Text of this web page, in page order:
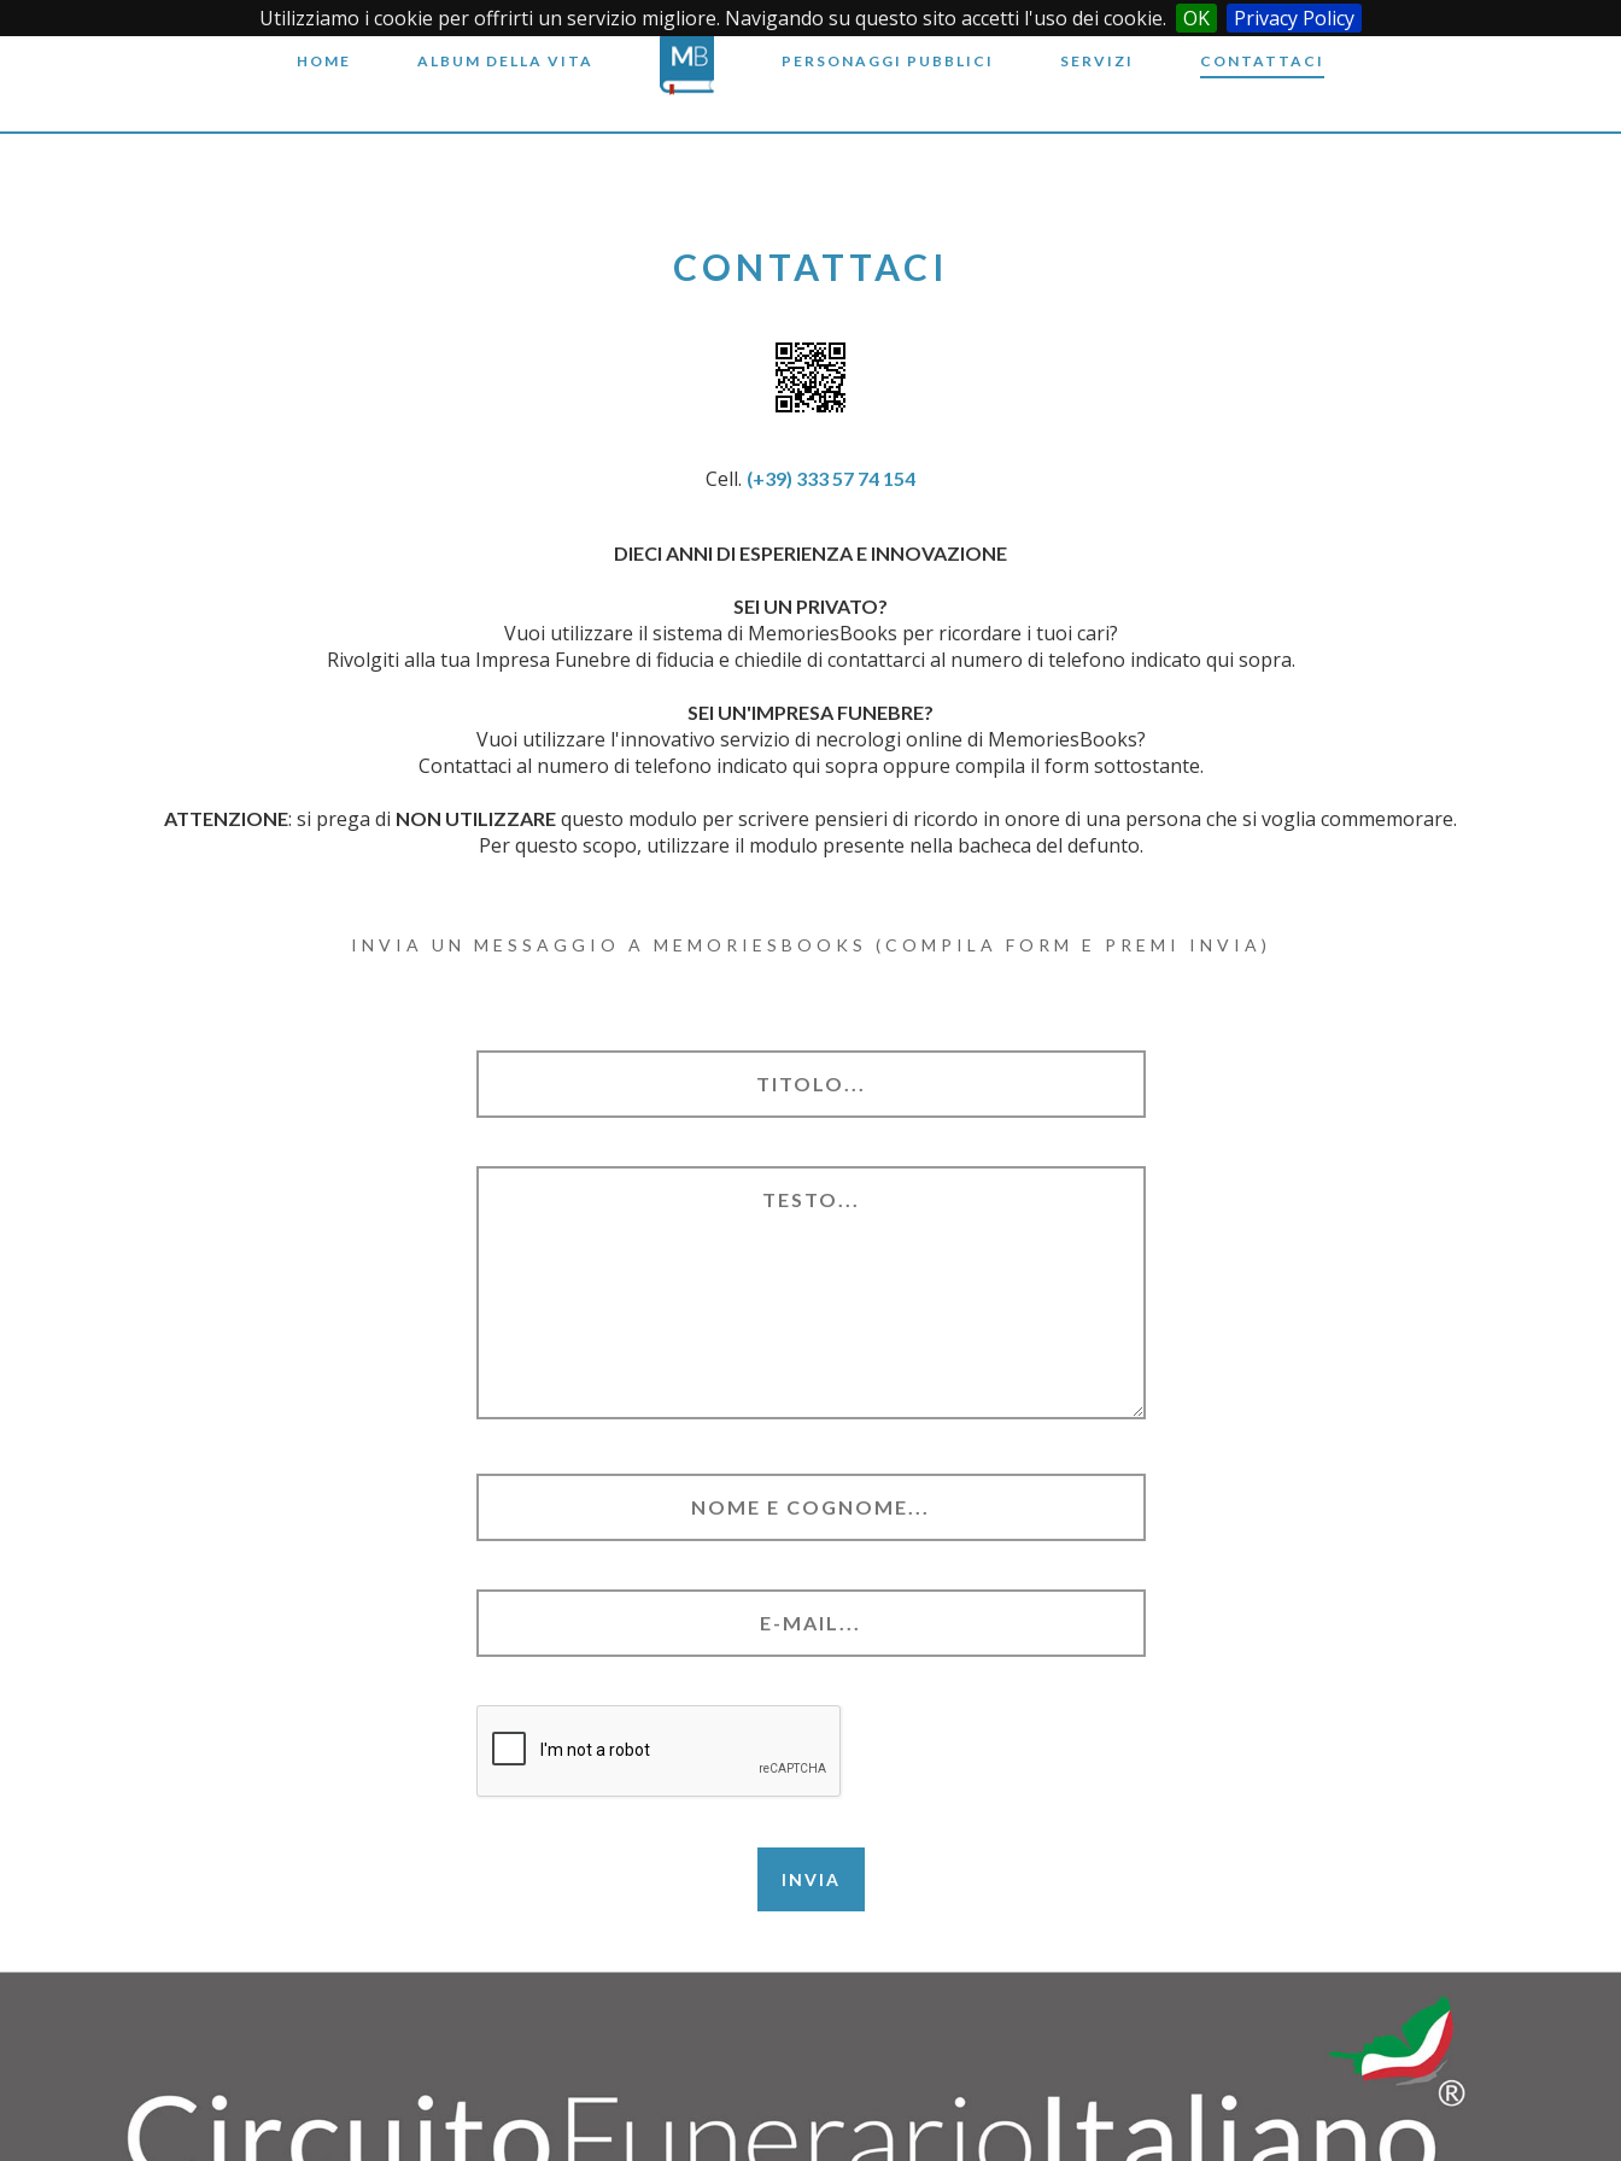
Utilizziamo i cookie per offrirti un servizio migliore. Navigando su questo sito accetti l'uso dei cookie. OK Privacy Policy
HOME ALBUM DELLA VITA PERSONAGGI PUBBLICI SERVIZI CONTATTACI
CONTATTACI
Cell. (+39) 333 57 74 154
DIECI ANNI DI ESPERIENZA E INNOVAZIONE
SEI UN PRIVATO?
Vuoi utilizzare il sistema di MemoriesBooks per ricordare i tuoi cari?
Rivolgiti alla tua Impresa Funebre di fiducia e chiedile di contattarci al numero di telefono indicato qui sopra.
SEI UN'IMPRESA FUNEBRE?
Vuoi utilizzare l'innovativo servizio di necrologi online di MemoriesBooks?
Contattaci al numero di telefono indicato qui sopra oppure compila il form sottostante.
ATTENZIONE: si prega di NON UTILIZZARE questo modulo per scrivere pensieri di ricordo in onore di una persona che si voglia commemorare.
Per questo scopo, utilizzare il modulo presente nella bacheca del defunto.
INVIA UN MESSAGGIO A MEMORIESBOOKS (COMPILA FORM E PREMI INVIA)